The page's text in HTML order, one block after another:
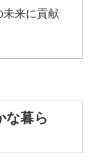
未来に貢献
な暮ら